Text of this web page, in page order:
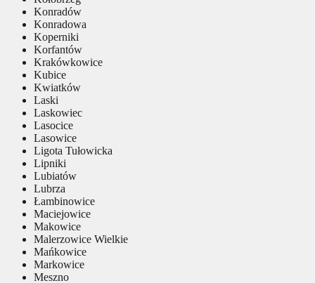
Konradów
Konradowa
Koperniki
Korfantów
Krakówkowice
Kubice
Kwiatków
Laski
Laskowiec
Lasocice
Lasowice
Ligota Tułowicka
Lipniki
Lubiatów
Lubrza
Łambinowice
Maciejowice
Makowice
Malerzowice Wielkie
Mańkowice
Markowice
Meszno